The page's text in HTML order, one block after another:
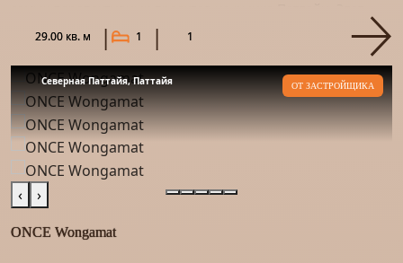
29.00 кв. м 1 1
Северная Паттайя, Паттайя ОТ ЗАСТРОЙЩИКА
‹ ›
ONCE Wongamat